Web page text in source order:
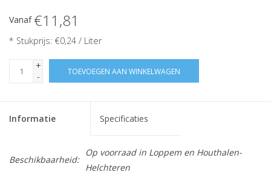
Vanaf€11,81
* Stukprijs: €0,24 / Liter
+
-
TOEVOEGEN AAN WINKELWAGEN
Informatie Specificaties
Beschikbaarheid:
Op voorraad in Loppem en Houthalen-
Helchteren